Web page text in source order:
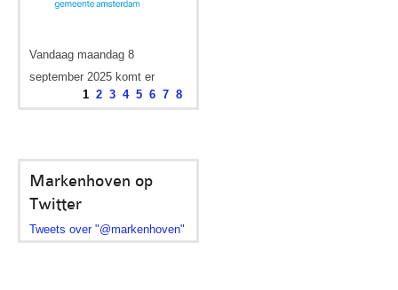
Valkenburgerstraat
Op 23 mei 2025 van 08:00 –
10:00 uur op het...
1 2 3 4 5 6 7 8
Markenhoven op
Twitter
Tweets over "@markenhoven"